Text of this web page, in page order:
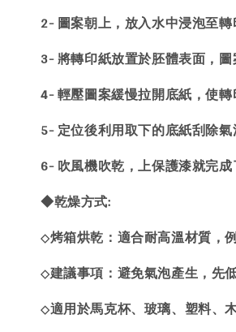
2- 圖案朝上，放入水中浸泡至轉
3- 將轉印紙放置於胚體表面，圖
4- 輕壓圖案緩慢拉開底紙，使轉
5- 定位後利用取下的底紙刮除氣
6- 吹風機吹乾，上保護漆就完成
◆乾燥方式:
◇烤箱烘乾：適合耐高溫材質
◇建議事項：避免氣泡產生，先
◇適用於馬克杯、玻璃、塑料、